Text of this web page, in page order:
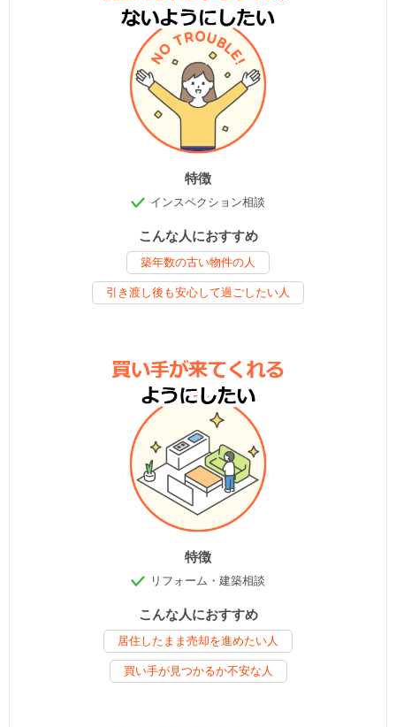
特徴
インスペクション相談
こんな人におすすめ
築年数の古い物件の人
引き渡し後も安心して過ごしたい人
特徴
リフォーム・建築相談
こんな人におすすめ
居住したまま売却を進めたい人
買い手が見つかるか不安な人